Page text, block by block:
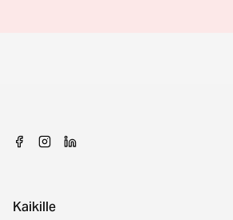
Kaikille